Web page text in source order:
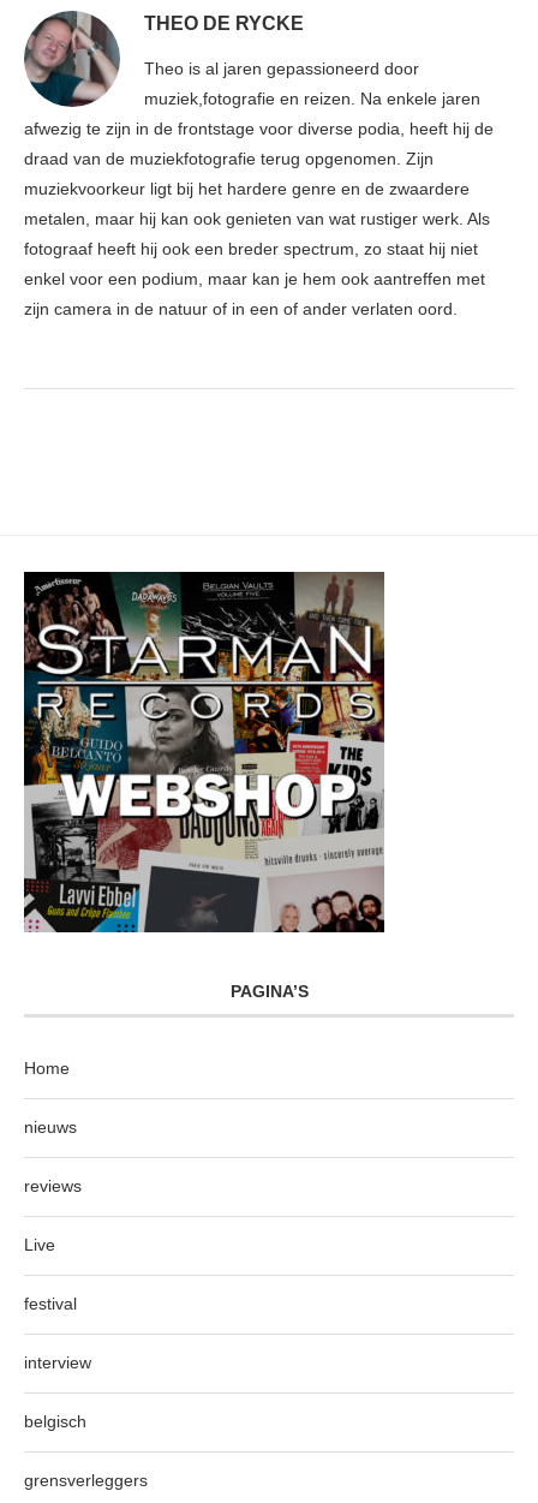
THEO DE RYCKE
Theo is al jaren gepassioneerd door
muziek,fotografie en reizen. Na enkele jaren
afwezig te zijn in de frontstage voor diverse podia, heeft hij de
draad van de muziekfotografie terug opgenomen. Zijn
muziekvoorkeur ligt bij het hardere genre en de zwaardere
metalen, maar hij kan ook genieten van wat rustiger werk. Als
fotograaf heeft hij ook een breder spectrum, zo staat hij niet
enkel voor een podium, maar kan je hem ook aantreffen met
zijn camera in de natuur of in een of ander verlaten oord.
PAGINA’S
Home
nieuws
reviews
Live
festival
interview
belgisch
grensverleggers